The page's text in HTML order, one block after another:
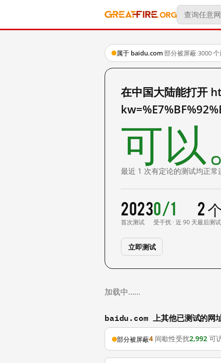
属于 baidu.com·部分被屏蔽·3000
在中国大陆能打开
可以
最近 1 次有定论的测试均正常
2023
首次测试
0/1
受干扰 · 近 90 天
2
最后测试
立即测试
加载中……
baidu.com 上其他已测试的网
部分被屏蔽4 间歇性受扰2,992 可